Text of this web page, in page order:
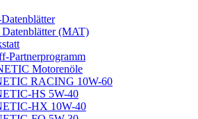
Datenblätter (MAT)
Partnerprogramm
Motorenöle
RACING 10W-60
HS 5W-40
HX 10W-40